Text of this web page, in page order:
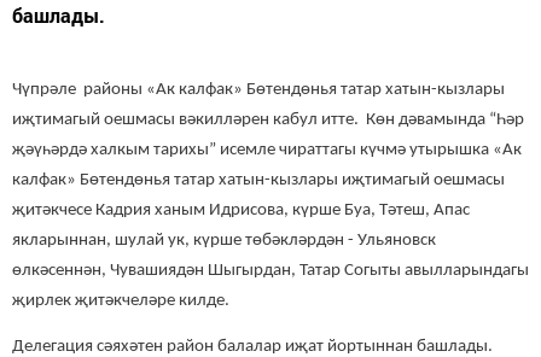
башлады.
Чүпрәле районы «Ак калфак» Бөтендөнья татар хатын-кызлары
иҗтимагый оешмасы вәкилләрен кабул итте. Көн дәвамында “Һәр
җәүһәрдә халкым тарихы” исемле чираттагы күчмә утырышка «Ак
калфак» Бөтендөнья татар хатын-кызлары иҗтимагый оешмасы
җитәкчесе Кадрия ханым Идрисова, күрше Буа, Тәтеш, Апас
якларыннан, шулай ук, күрше төбәкләрдән - Ульяновск
өлкәсеннән, Чувашиядән Шыгырдан, Татар Согыты авылларындагы
җирлек җитәкчеләре килде.
Делегация сәяхәтен район балалар иҗат йортыннан башлады.